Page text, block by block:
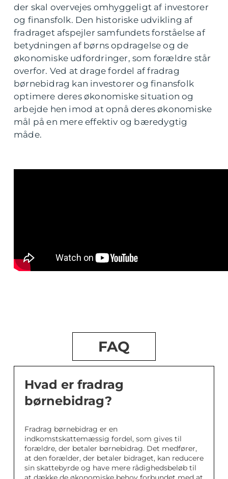
der skal overvejes omhyggeligt af investorer
og finansfolk. Den historiske udvikling af
fradraget afspejler samfundets forståelse af
betydningen af børns opdragelse og de
økonomiske udfordringer, som forældre står
overfor. Ved at drage fordel af fradrag
børnebidrag kan investorer og finansfolk
optimere deres økonomiske situation og
arbejde hen imod at opnå deres økonomiske
mål på en mere effektiv og bæredygtig
måde.
FAQ
Hvad er fradrag
børnebidrag?
Fradrag børnebidrag er en
indkomstskattemæssig fordel, som gives til
forældre, der betaler børnebidrag. Det medfører,
at den forælder, der betaler bidraget, kan reducere
sin skattebyrde og have mere rådighedsbeløb til